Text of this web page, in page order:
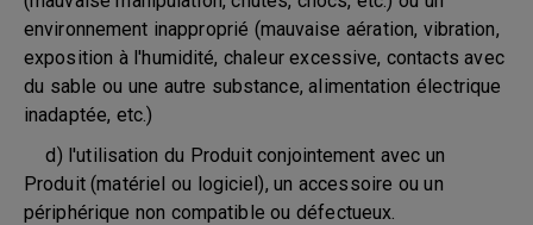
environnement inapproprié (mauvaise aération, vibration,
exposition à l'humidité, chaleur excessive, contacts avec
du sable ou une autre substance, alimentation électrique
inadaptée, etc.)
d) l'utilisation du Produit conjointement avec un
Produit (matériel ou logiciel), un accessoire ou un
périphérique non compatible ou défectueux.